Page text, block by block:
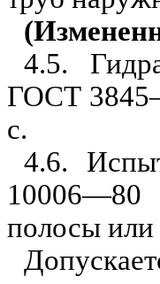
4.5.
ГОСТ
с.
4.6.
10006—80
полосы или